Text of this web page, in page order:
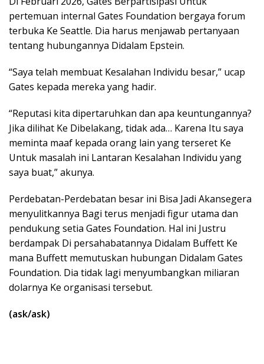
pertemuan internal Gates Foundation bergaya forum
terbuka Ke Seattle. Dia harus menjawab pertanyaan
tentang hubungannya Didalam Epstein.
“Saya telah membuat Kesalahan Individu besar,” ucap
Gates kepada mereka yang hadir.
“Reputasi kita dipertaruhkan dan apa keuntungannya?
Jika dilihat Ke Dibelakang, tidak ada… Karena Itu saya
meminta maaf kepada orang lain yang terseret Ke
Untuk masalah ini Lantaran Kesalahan Individu yang
saya buat,” akunya.
Perdebatan-Perdebatan besar ini Bisa Jadi Akansegera
menyulitkannya Bagi terus menjadi figur utama dan
pendukung setia Gates Foundation. Hal ini Justru
berdampak Di persahabatannya Didalam Buffett Ke
mana Buffett memutuskan hubungan Didalam Gates
Foundation. Dia tidak lagi menyumbangkan miliaran
dolarnya Ke organisasi tersebut.
(ask/ask)